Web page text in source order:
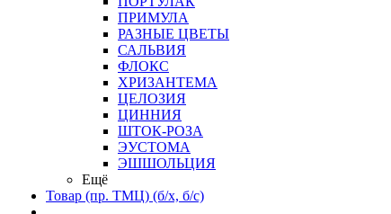
ПРИМУЛА
РАЗНЫЕ ЦВЕТЫ
САЛЬВИЯ
ФЛОКС
ХРИЗАНТЕМА
ЦЕЛОЗИЯ
ЦИННИЯ
ШТОК-РОЗА
ЭУСТОМА
ЭШШОЛЬЦИЯ
Ещё
Товар (пр. ТМЦ) (б/х, б/с)